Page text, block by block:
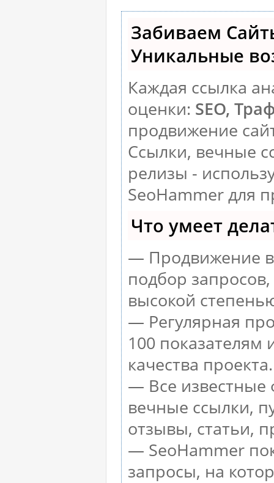
Забиваем
Уникальные
Каждая ссылка
оценки: SEO,
продвижение
Ссылки, вечные
релизы -
SeoHammer для
Что умеет
— Продвижение в
подбор
высокой
— Регулярная
100 показателям
качества проекта.
— Все известные
вечные ссылки,
отзывы, статьи,
— SeoHammer
запросы, на